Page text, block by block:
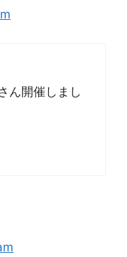
ん開催しまし